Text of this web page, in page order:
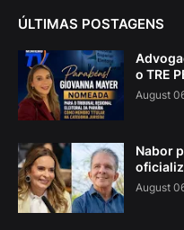
ÚLTIMAS POSTAGENS
o TRE
August
Nabor
August